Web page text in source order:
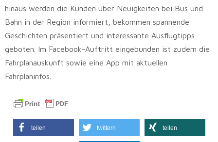
hinaus werden die Kunden über Neuigkeiten bei Bus und
Bahn in der Region informiert, bekommen spannende
Geschichten präsentiert und interessante Ausflugtipps
geboten. Im Facebook-Auftritt eingebunden ist zudem die
Fahrplanauskunft sowie eine App mit aktuellen
Fahrplaninfos.
teilen twittern teilen